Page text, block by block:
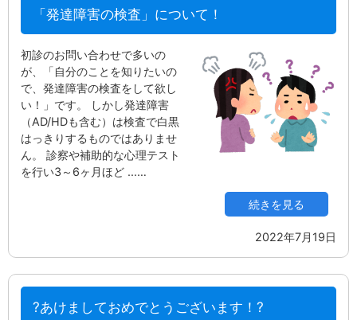
「発達障害の検査」について！
初診のお問い合わせで多いの
が、「自分のことを知りたいの
で、発達障害の検査をして欲し
い！」です。 しかし発達障害
（AD/HDも含む）は検査で白黒
はっきりするものではありませ
ん。 診察や補助的な心理テスト
を行い3～6ヶ月ほど ...…
続きを見る
2022年7月19日
?あけましておめでとうございます！?